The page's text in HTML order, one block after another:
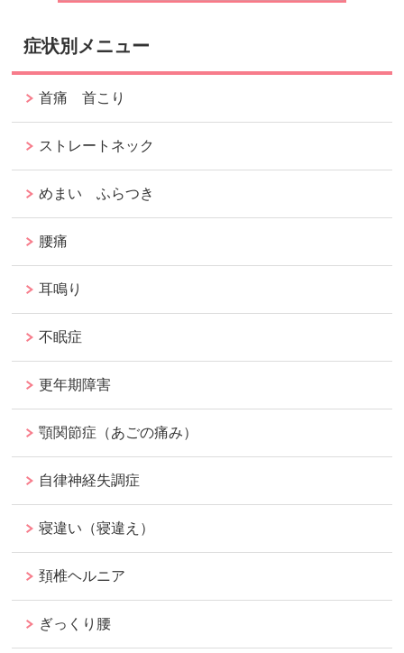
症状別メニュー
首痛 首こり
ストレートネック
めまい ふらつき
腰痛
耳鳴り
不眠症
更年期障害
顎関節症（あごの痛み）
自律神経失調症
寝違い（寝違え）
頚椎ヘルニア
ぎっくり腰